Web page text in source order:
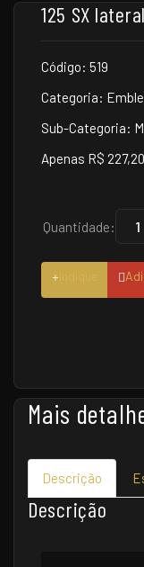
125 SX
Código: 519
Categoria:
Sub-Categoria:
Apenas R$ 227,20
Quantidade:
Mais
Descrição
Descrição